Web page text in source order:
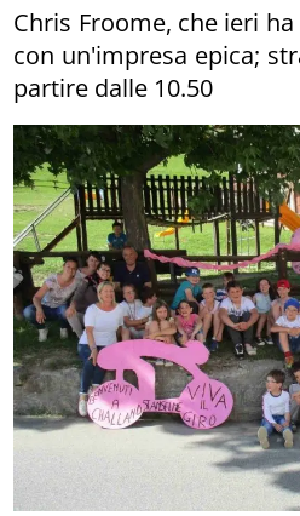
Chris Froome, che ieri
con un'impresa epica;
partire dalle 10.50